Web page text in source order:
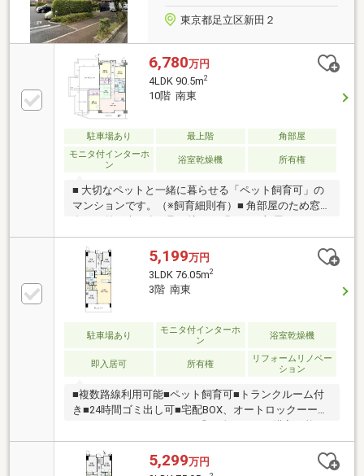
東京都足立区新田２
6,780万円
4LDK 90.5m2
10階 南東
駐車場あり 最上階
角部屋
モニタ付インターホ
ン
浴室乾燥機 所有権
■ 大切なペットと一緒に暮らせる「ペット飼育可」の
マンションです。（※飼育細則有）■ 角部屋のため窓が
10階部分の最上階角住戸×ルーフバルコニー43.26㎡■
リビングを見渡せるキッチンからは、家事をしながら
家族との会話を楽しめます。■ ルーフバルコニーから
は隅田川をのぞむリバービュー。正面に高い建物が少
ないため、開放感がございます。■ 徒歩10分圏内に小
中の教育施設があり子育てにも向いている環境です。
・足立区立新田小学校まで約740m ・足立区立新田中
学校まで約740m※CATV視聴可能（BS・CS不可）
5,199万円
3LDK 76.05m2
3階 南東
駐車場あり
モニタ付インターホ
ン
浴室乾燥機
即入居可 所有権
リフォームリノベー
ション
■複数路線利用可能■ペット飼育可■トランクルーム付
き■24時間ゴミ出し可■宅配BOX、オートロックーーー
◎FPによるライフプランのシミュレーション診断◎そ
の他希望に合う物件（未公開含む）のご提案弊社は不
動産総合企業です。お客さまに寄り添ったサービスを
5,299万円